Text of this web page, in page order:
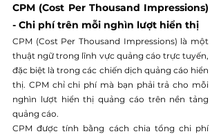
CPM (Cost Per Thousand Impressions)
- Chi phí trên mỗi nghìn lượt hiển thị
CPM (Cost Per Thousand Impressions) là một
thuật ngữ trong lĩnh vực quảng cáo trực tuyến,
đặc biệt là trong các chiến dịch quảng cáo hiển
thị. CPM chỉ chi phí mà bạn phải trả cho mỗi
nghìn lượt hiển thị quảng cáo trên nền tảng
quảng cáo.
CPM được tính bằng cách chia tổng chi phí